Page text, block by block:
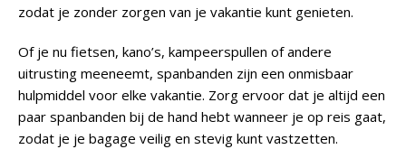
zodat je zonder zorgen van je vakantie kunt genieten.
Of je nu fietsen, kano’s, kampeerspullen of andere
uitrusting meeneemt, spanbanden zijn een onmisbaar
hulpmiddel voor elke vakantie. Zorg ervoor dat je altijd een
paar spanbanden bij de hand hebt wanneer je op reis gaat,
zodat je je bagage veilig en stevig kunt vastzetten.